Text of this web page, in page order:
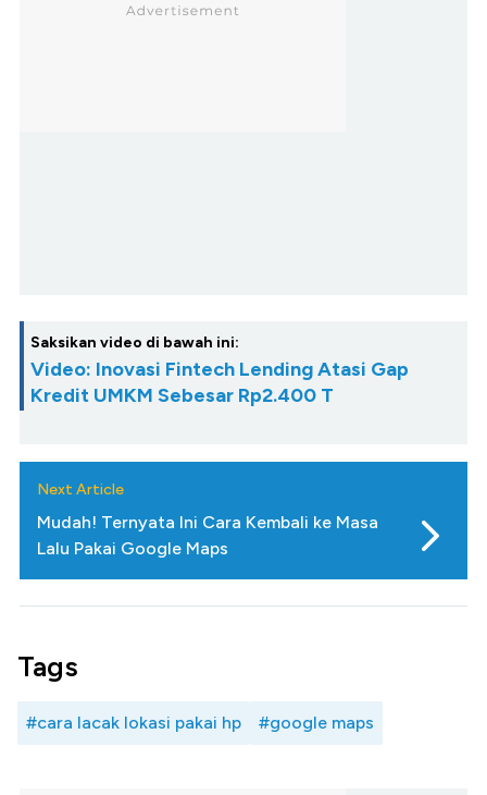
Saksikan video di bawah ini:
Video: Inovasi Fintech Lending Atasi Gap
Kredit UMKM Sebesar Rp2.400 T
Next Article
Mudah! Ternyata Ini Cara Kembali ke Masa
Lalu Pakai Google Maps
Tags
#cara lacak lokasi pakai hp #google maps